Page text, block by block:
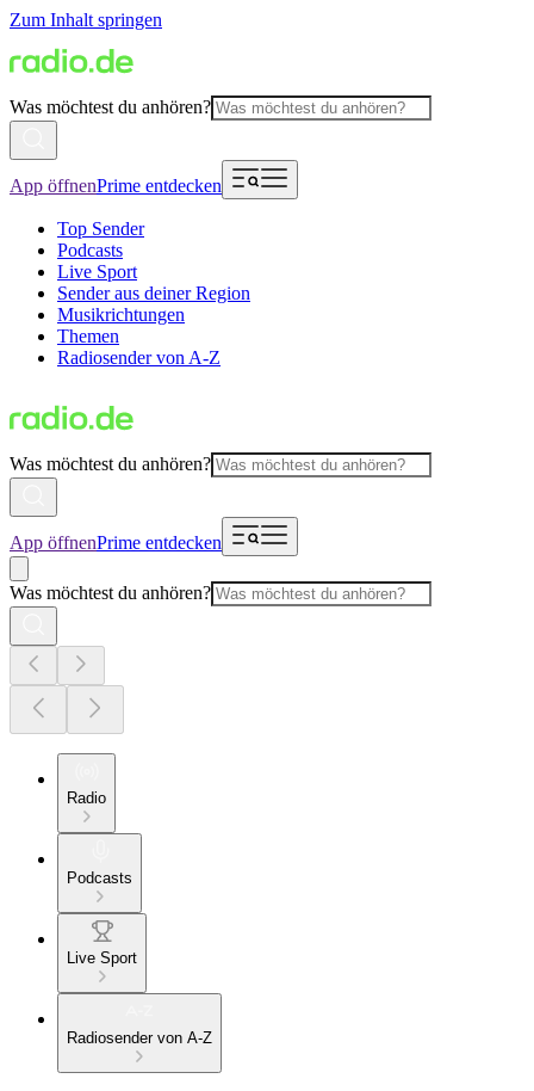
Zum Inhalt springen
Was möchtest du anhören?
App öffnenPrime entdecken
Top Sender
Podcasts
Live Sport
Sender aus deiner Region
Musikrichtungen
Themen
Radiosender von A-Z
Was möchtest du anhören?
App öffnenPrime entdecken
Was möchtest du anhören?
Radio
Podcasts
Live Sport
Radiosender von A-Z